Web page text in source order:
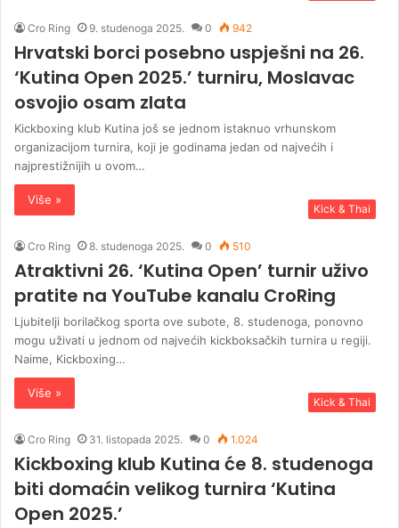
Cro Ring 9. studenoga 2025. 0 942
Hrvatski borci posebno uspješni na 26.
‘Kutina Open 2025.’ turniru, Moslavac
osvojio osam zlata
Kickboxing klub Kutina još se jednom istaknuo vrhunskom
organizacijom turnira, koji je godinama jedan od najvećih i
najprestižnijih u ovom…
Više »
Kick & Thai
Cro Ring 8. studenoga 2025. 0 510
Atraktivni 26. ‘Kutina Open’ turnir uživo
pratite na YouTube kanalu CroRing
Ljubitelji borilačkog sporta ove subote, 8. studenoga, ponovno
mogu uživati u jednom od najvećih kickboksačkih turnira u regiji.
Naime, Kickboxing…
Više »
Kick & Thai
Cro Ring 31. listopada 2025. 0 1.024
Kickboxing klub Kutina će 8. studenoga
biti domaćin velikog turnira ‘Kutina
Open 2025.’